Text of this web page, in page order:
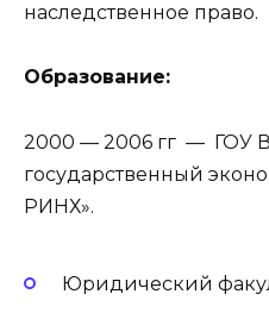
наследственное право.
Образование:
2000 — 2006 гг — ГОУ
государственный
РИНХ».
Юридический